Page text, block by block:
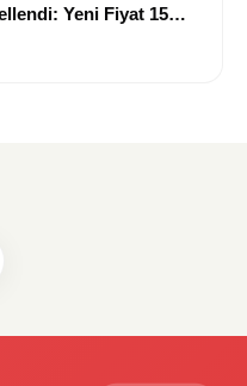
Yeni Fiyat 15